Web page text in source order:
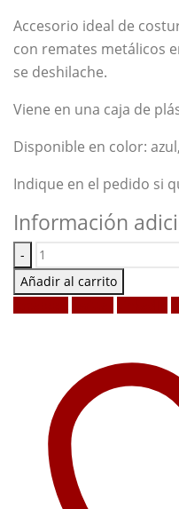
Accesorio ideal de
con remates metálicos
se deshilache.
Viene en una caja de
Disponible en color:
Indique en el pedido si
Información
-
Añadir al carrito